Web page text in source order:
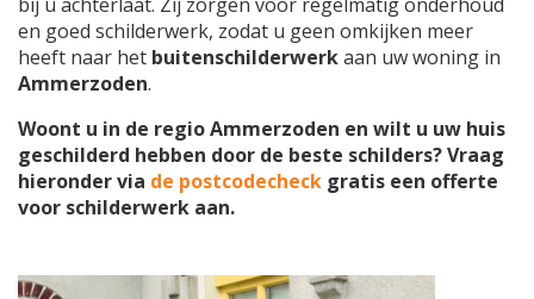
en goed schilderwerk, zodat u geen omkijken meer
heeft naar het buitenschilderwerkaan uw woning in
Ammerzoden.
Woont u in de regio Ammerzoden en wilt u uw huis
geschilderd hebben door de beste schilders? Vraag
hieronder via de postcodecheck gratis een offerte
voor schilderwerk aan.